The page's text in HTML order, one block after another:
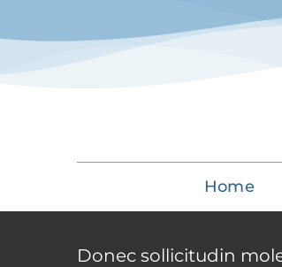
to
content
Home
Donec sollicitudin